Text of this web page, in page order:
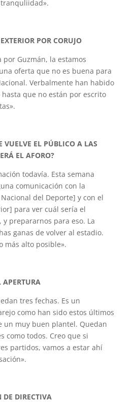
tranquliidad».
POR CORUJO
por Guzmán, la estamos
oferta que no es buena para
Verbalmente han habido
hasta que no están por escrito
VUELVE EL PÚBLICO A LAS
EL AFORO?
todavía. Esta semana
comunicación con la
Nacional del Deporte] y con el
para ver cuál sería el
prepararnos para eso. La
ganas de volver al estadio.
más alto posible».
tres fechas. Es un
como han sido estos últimos
un muy buen plantel. Quedan
como todos. Creo que si
partidos, vamos a estar ahí
DE DIRECTIVA